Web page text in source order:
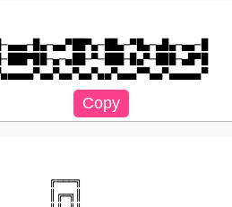
█─▄▄▄─█▄─▄▄▀██▀▄─██▄─▀█▄─▄█▄─▄▄─█
█─███▀██─▄─▄██─▀─███─█▄▀─███─▄█▀█
▀▄▄▄▄▄▀▄▄▀▄▄▀▄▄▀▄▄▀▄▄▄▀▀▄▄▀▄▄▄▄▄▀
╔═══╗
║╔═╗║